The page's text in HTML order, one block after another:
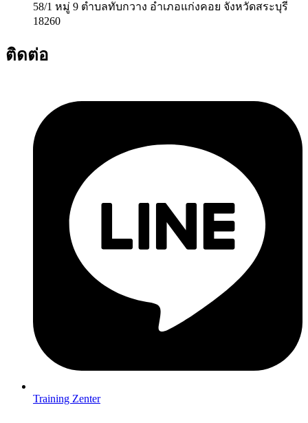
58/1 หมู่ 9 ตำบลทับกวาง อำเภอแก่งคอย จังหวัดสระบุรี
18260
ติดต่อ
Training Zenter